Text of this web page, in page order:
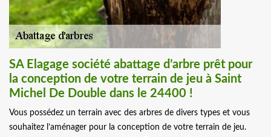
SA Elagage société abattage d’arbre prêt pour
la conception de votre terrain de jeu à Saint
Michel De Double dans le 24400 !
Vous possédez un terrain avec des arbres de divers types et vous
souhaitez l’aménager pour la conception de votre terrain de jeu.